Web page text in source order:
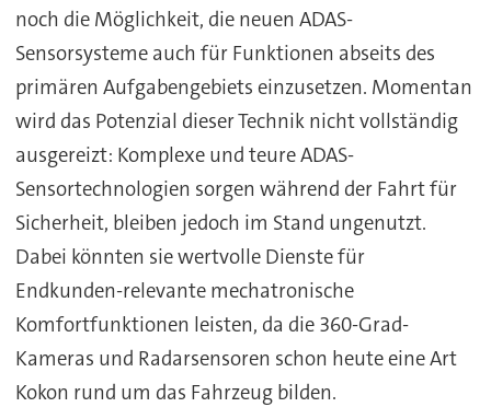
noch die Möglichkeit, die neuen ADAS-
Sensorsysteme auch für Funktionen abseits des
primären Aufgabengebiets einzusetzen. Momentan
wird das Potenzial dieser Technik nicht vollständig
ausgereizt: Komplexe und teure ADAS-
Sensortechnologien sorgen während der Fahrt für
Sicherheit, bleiben jedoch im Stand ungenutzt.
Dabei könnten sie wertvolle Dienste für
Endkunden-relevante mechatronische
Komfortfunktionen leisten, da die 360-Grad-
Kameras und Radarsensoren schon heute eine Art
Kokon rund um das Fahrzeug bilden.